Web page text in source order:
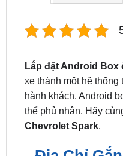
Lắp đặt Android Box
xe thành một hệ
hành khách. Android
thể phủ nhận. Hãy
Chevrolet Spark.